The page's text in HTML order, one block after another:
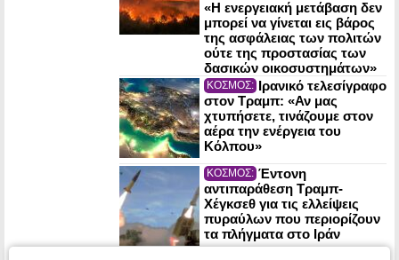
«Η ενεργειακή μετάβαση δεν
μπορεί να γίνεται εις βάρος
της ασφάλειας των πολιτών
ούτε της προστασίας των
δασικών οικοσυστημάτων»
ΚΟΣΜΟΣ: Ιρανικό τελεσίγραφο
στον Τραμπ: «Αν μας
χτυπήσετε, τινάζουμε στον
αέρα την ενέργεια του
Κόλπου»
ΚΟΣΜΟΣ: Έντονη
αντιπαράθεση Τραμπ-
Χέγκσεθ για τις ελλείψεις
πυραύλων που περιορίζουν
τα πλήγματα στο Ιράν